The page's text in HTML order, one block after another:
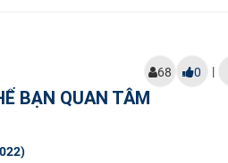
68 0 |
BẠN QUAN TÂM